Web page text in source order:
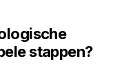
stappen?